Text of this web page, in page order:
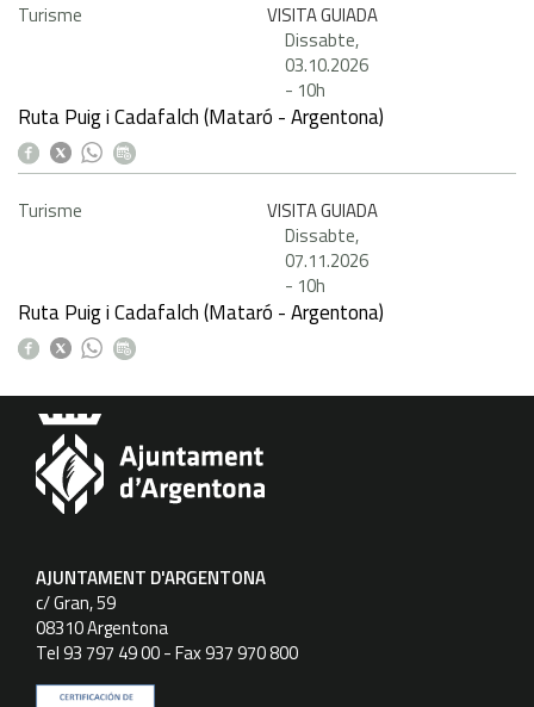
Turisme
VISITA GUIADA
Dissabte,
03.10.2026
- 10h
Ruta Puig i Cadafalch (Mataró - Argentona)
Turisme
VISITA GUIADA
Dissabte,
07.11.2026
- 10h
Ruta Puig i Cadafalch (Mataró - Argentona)
AJUNTAMENT D'ARGENTONA
c/ Gran, 59
08310 Argentona
Tel 93 797 49 00 - Fax 937 970 800